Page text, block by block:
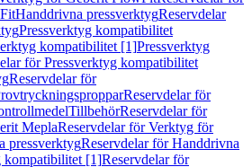
Handdrivna pressverktygReservdelar
Pressverktyg kompatibilitet
kompatibilitet [1]Pressverktyg
för Pressverktyg kompatibilitet
Reservdelar för
Reservdelar för
TillbehörReservdelar för
MeplaReservdelar för Verktyg för
pressverktygReservdelar för Handdrivna
kompatibilitet [1]Reservdelar för